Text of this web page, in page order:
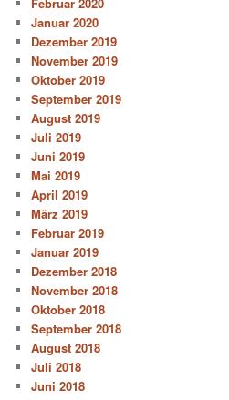
Januar 2020
Dezember 2019
November 2019
Oktober 2019
September 2019
August 2019
Juli 2019
Juni 2019
Mai 2019
April 2019
März 2019
Februar 2019
Januar 2019
Dezember 2018
November 2018
Oktober 2018
September 2018
August 2018
Juli 2018
Juni 2018